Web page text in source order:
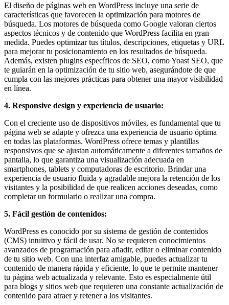
Innovación,
Tecnología,
Noticias,
Artículos,
Gente,
Contenidos
de
Calidad,
Eventos
de
Mercadotecnia,
Publicitarios,
Colecciónes,
Marcas,
Insigns,
TV,
Radio,
Creatividad,
SEO,
SEM,
Press,
Spots,
Comerciales,
Periodismo,
Revistas,
Magazines
,
ATL,
BTL,
El diseño de páginas web en WordPress incluye una serie de
características que favorecen la optimización para motores de
búsqueda. Los motores de búsqueda como Google valoran ciertos
aspectos técnicos y de contenido que WordPress facilita en gran
medida. Puedes optimizar tus títulos, descripciones, etiquetas y URL
para mejorar tu posicionamiento en los resultados de búsqueda.
Además, existen plugins específicos de SEO, como Yoast SEO, que
te guiarán en la optimización de tu sitio web, asegurándote de que
cumpla con las mejores prácticas para obtener una mayor visibilidad
en línea.
4. Responsive design y experiencia de usuario:
Con el creciente uso de dispositivos móviles, es fundamental que tu
página web se adapte y ofrezca una experiencia de usuario óptima
en todas las plataformas. WordPress ofrece temas y plantillas
responsivos que se ajustan automáticamente a diferentes tamaños de
pantalla, lo que garantiza una visualización adecuada en
smartphones, tablets y computadoras de escritorio. Brindar una
experiencia de usuario fluida y agradable mejora la retención de los
visitantes y la posibilidad de que realicen acciones deseadas, como
completar un formulario o realizar una compra.
5. Fácil gestión de contenidos:
WordPress es conocido por su sistema de gestión de contenidos
(CMS) intuitivo y fácil de usar. No se requieren conocimientos
avanzados de programación para añadir, editar o eliminar contenido
de tu sitio web. Con una interfaz amigable, puedes actualizar tu
contenido de manera rápida y eficiente, lo que te permite mantener
tu página web actualizada y relevante. Esto es especialmente útil
para blogs y sitios web que requieren una constante actualización de
contenido para atraer y retener a los visitantes.